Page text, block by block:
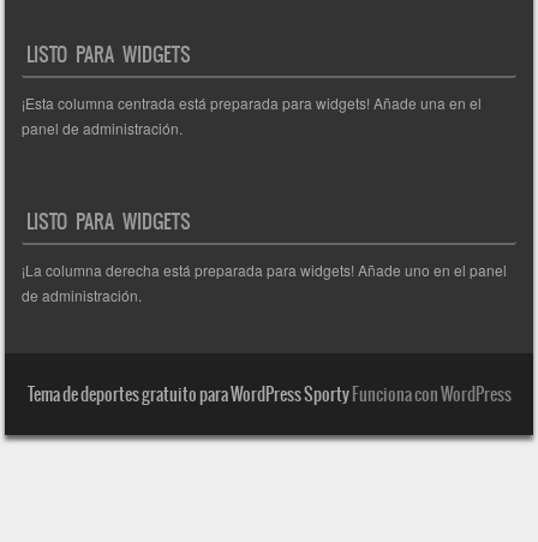
LISTO PARA WIDGETS
¡Esta columna centrada está preparada para widgets! Añade una en el
panel de administración.
LISTO PARA WIDGETS
¡La columna derecha está preparada para widgets! Añade uno en el panel
de administración.
Tema de deportes gratuito para WordPress SportyFunciona con WordPress